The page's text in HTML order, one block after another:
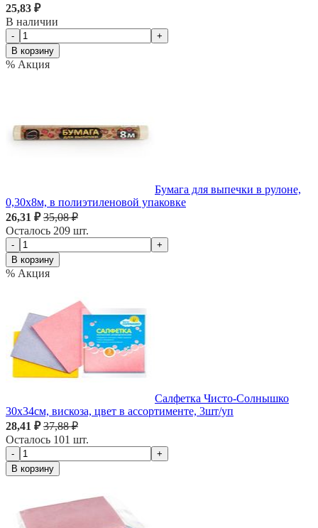
25,83 ₽
В наличии
-
+
В корзину
% Акция
Бумага для выпечки в рулоне,
0,30х8м, в полиэтиленовой упаковке
26,31 ₽35,08 ₽
Осталось 209 шт.
-
+
В корзину
% Акция
Салфетка Чисто-Солнышко
30х34см, вискоза, цвет в ассортименте, 3шт/уп
28,41 ₽37,88 ₽
Осталось 101 шт.
-
+
В корзину